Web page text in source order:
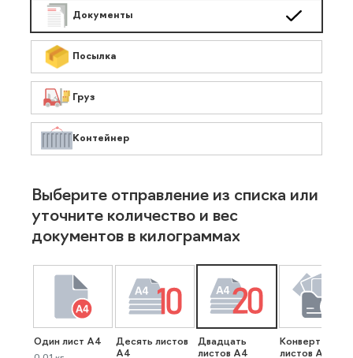
Документы
Посылка
Груз
Контейнер
Выберите отправление из списка или
уточните количество и вес
документов в килограммах
Один лист А4
Десять листов
А4
Двадцать
листов А4
Конверт до 40
листов А4